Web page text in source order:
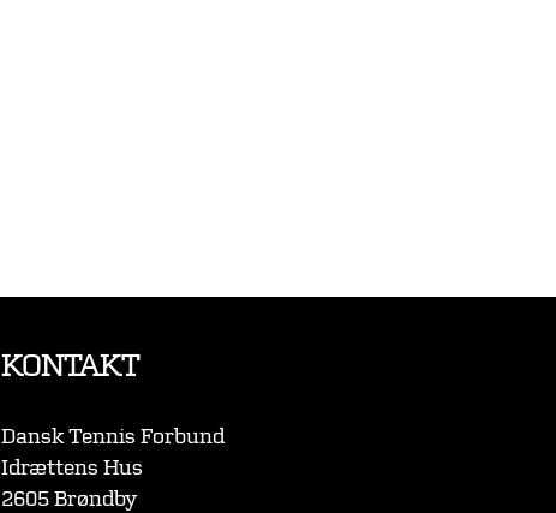
KONTAKT
Dansk Tennis Forbund
Idrættens Hus
2605 Brøndby